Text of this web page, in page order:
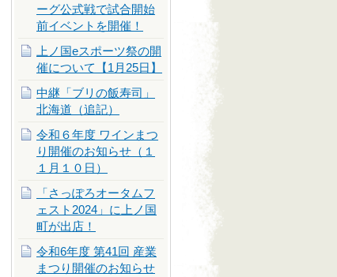
ーグ公式戦で試合開始
前イベントを開催！
上ノ国eスポーツ祭の開
催について【1月25日】
中継「ブリの飯寿司」
北海道（追記）
令和６年度 ワインまつ
り開催のお知らせ（１
１月１０日）
「さっぽろオータムフ
ェスト2024」に上ノ国
町が出店！
令和6年度 第41回 産業
まつり開催のお知らせ